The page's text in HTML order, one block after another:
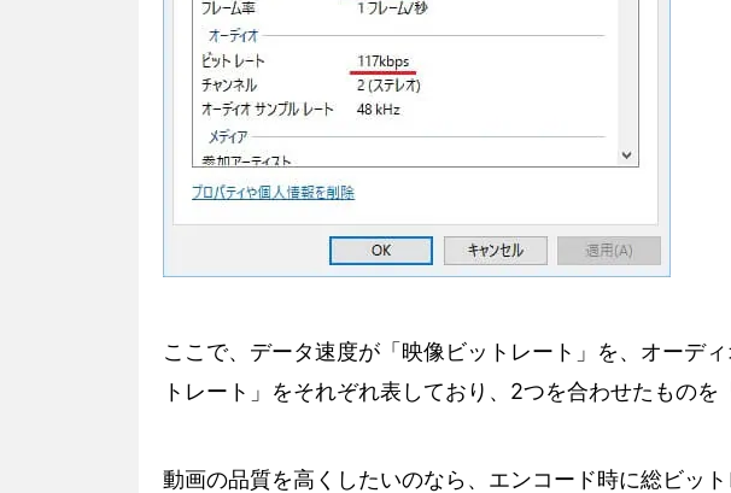
ここで、データ速度が「映像ビットレート」を、オーデ
トレート」をそれぞれ表しており、2つを合わせたものを
動画の品質を高くしたいのなら、エンコード時に総ビッ